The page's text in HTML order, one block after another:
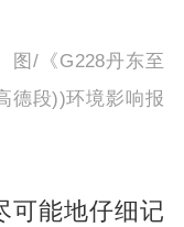
图/《G228丹东至
德段))环境影响报
可能地仔细记